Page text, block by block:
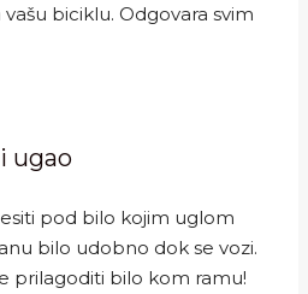
biciklu. Odgovara svim
ugao
pod bilo kojim uglom
bilo udobno dok se vozi.
prilagoditi bilo kom ramu!